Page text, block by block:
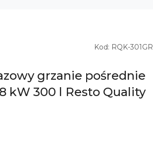
Kod: RQK-301GR
grzanie pośrednie
kW 300 l Resto Quality